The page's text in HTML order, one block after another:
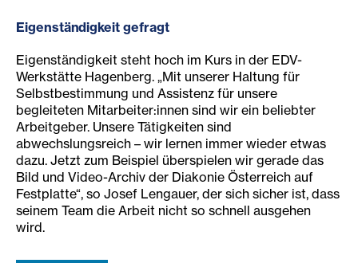
Eigenständigkeit gefragt
Eigenständigkeit steht hoch im Kurs in der EDV-
Werkstätte Hagenberg. „Mit unserer Haltung für
Selbstbestimmung und Assistenz für unsere
begleiteten Mitarbeiter:innen sind wir ein beliebter
Arbeitgeber. Unsere Tätigkeiten sind
abwechslungsreich – wir lernen immer wieder etwas
dazu. Jetzt zum Beispiel überspielen wir gerade das
Bild und Video-Archiv der Diakonie Österreich auf
Festplatte“, so Josef Lengauer, der sich sicher ist, dass
seinem Team die Arbeit nicht so schnell ausgehen
wird.